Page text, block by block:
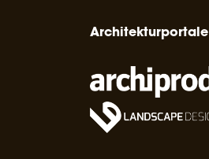
Architekturportale